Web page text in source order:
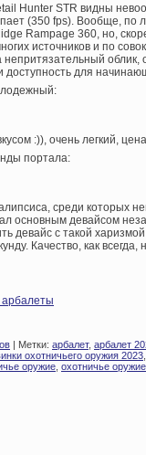
Hunter STR видны
(350 fps). Вообще, по
Rampage 360, но,
источников и по
доступность для
:)), очень легкий,
портала:
среди которых
основным девайсом
девайс с такой
Качество, как всегда,
арбалеты
| Метки: арбалет, арбалет
охотничьего оружия 2023
оружие охотничье